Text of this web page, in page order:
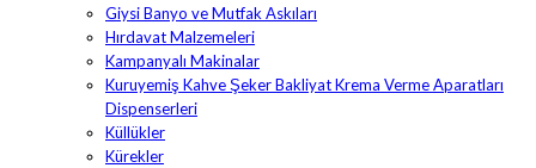
Giysi Banyo ve Mutfak Askıları
Hırdavat Malzemeleri
Kampanyalı Makinalar
Kuruyemiş Kahve Şeker Bakliyat Krema Verme Aparatları
Dispenserleri
Küllükler
Kürekler